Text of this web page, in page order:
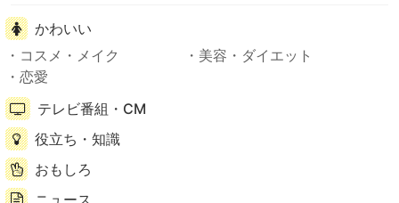
かわいい
コスメ・メイク
美容・ダイエット
恋愛
テレビ番組・CM
役立ち・知識
おもしろ
ニュース